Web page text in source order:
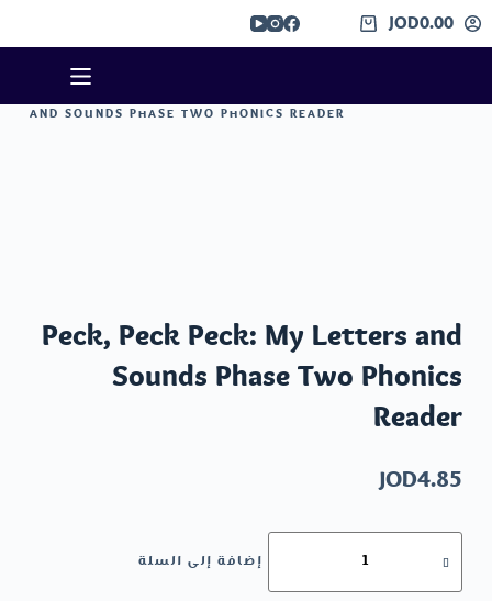
التجاوز
إلى
عربةJOD0.00
AND SOUNDS PHASE TWO PHONICS READER
Peck, Peck Peck: My Letters and
Sounds Phase Two Phonics
Reader
JOD4.85
كمية
Peck,
Peck
إضافة إلى السلة